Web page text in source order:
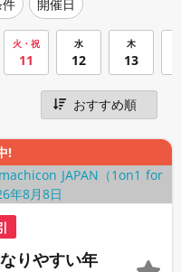
開催日
火・祝
11
水
12
木
13
!
りやすい年